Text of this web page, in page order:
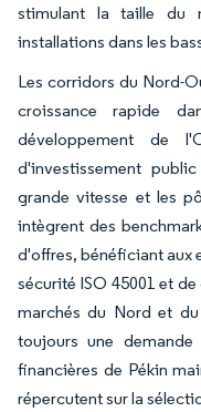
stimulant la taille du
installations dans les
Les corridors du Nord-
croissance rapide
développement de
d'investissement
grande vitesse et les
intègrent des
d'offres, bénéficiant aux
sécurité ISO 45001 et
marchés du Nord et
toujours une
financières de Pékin
répercutent sur la